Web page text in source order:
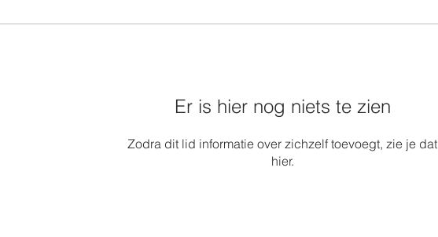
Er is hier nog niets te zien
Zodra dit lid informatie over zichzelf toevoegt, zie je dat
hier.